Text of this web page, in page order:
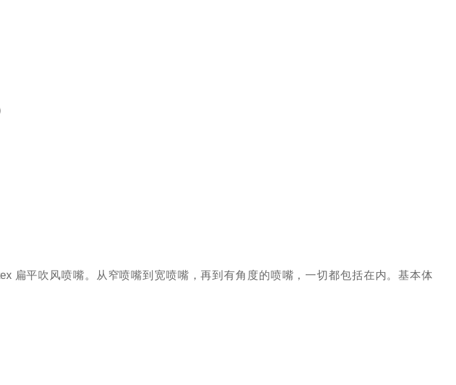
扁平吹风喷嘴。从窄喷嘴到宽喷嘴，再到有角度的喷嘴，一切都包括在内。基本体